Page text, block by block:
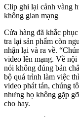
Clip ghi lại cảnh vàng
không gian mạng
Cửa hàng đã khắc
tra lại sản phẩm còn
nhận lại và ra về.
video lên mạng. Về nội
nói không đúng bản
bộ quá trình làm việc
video phát tán, chúng
nhưng họ không gặp
cho hay.